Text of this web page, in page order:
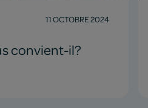
11 OCTOBRE 2024
convient-il?